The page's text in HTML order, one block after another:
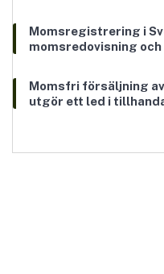
Momsregistrering i
momsredovisning
Momsfri försäljning
utgör ett led i